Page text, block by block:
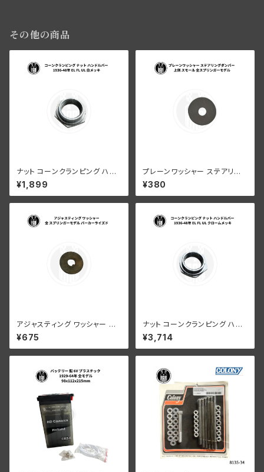
その他の商品
ナット コーンクランピング ハン
ドルバー ハーレーダビッドソン 1
936-48年 EL FL UL クローム
メッキ
¥1,899
プレーンワッシャー ステアリン
グダンパー 上側 スモール ハー
レーダビッドソン 全スプリンガ
ーモデル
¥380
アジャスティング ワッシャー ハ
ーレーダビッドソン 全スプリン
ガーモデル パーカーライズド
¥675
ナット コーンクランピング ハン
ドルバー ハーレーダビッドソン 1
936-48年 EL FL UL クローム
メッキ
¥3,714